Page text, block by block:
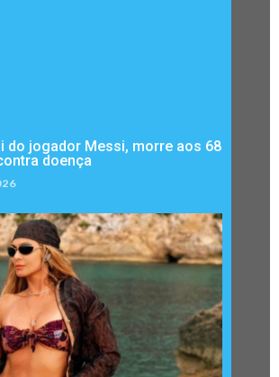
do jogador Messi, morre aos 68
doença